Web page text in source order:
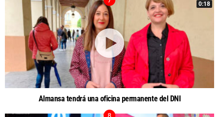
0:18
Almansa tendrá una oficina permanente del DNI